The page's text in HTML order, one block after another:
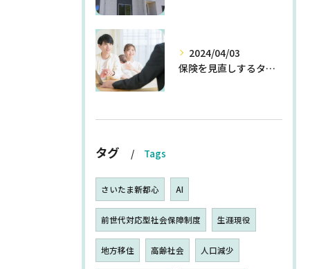
2024/04/03
保険を見直しするタイミングとは
タグ Tags
さいたま新都心 AI
前世代対応型社会保障制度 生涯現役
地方移住 高齢社会 人口減少